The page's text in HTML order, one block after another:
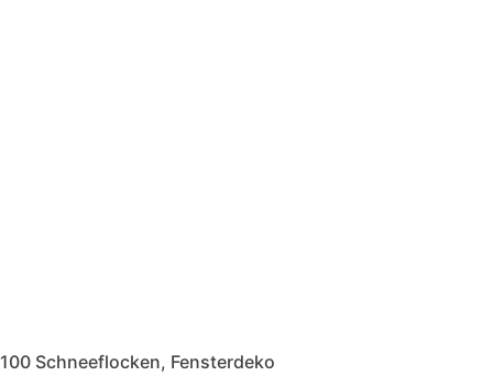
100 Schneeflocken, Fensterdeko